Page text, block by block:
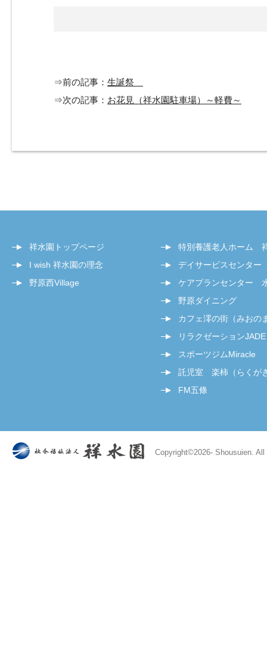
⇒前の記事： 生誕祭
⇒次の記事： お花見（祥水園駐車場）～軽費～
祥水園トップページ
I wish 祥水園の理念
野原西Village
特別養護老人ホーム
デイサービスセンタ
ケアプランセンター
野原ダイニング
カフェ澪の街（みおの
リラクゼーションJADE
スポーツジムMiracle
託児室 楽柿（らくが
FM五條
Copyright©2026- Shousuien.